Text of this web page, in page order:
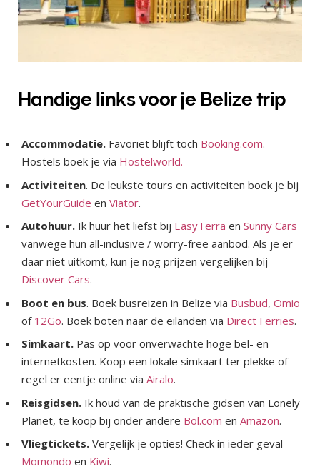
Handige links voor je Belize trip
Accommodatie. Favoriet blijft toch Booking.com.
Hostels boek je via Hostelworld.
Activiteiten. De leukste tours en activiteiten boek je bij
GetYourGuide en Viator.
Autohuur. Ik huur het liefst bij EasyTerra en Sunny Cars
vanwege hun all-inclusive / worry-free aanbod. Als je er
daar niet uitkomt, kun je nog prijzen vergelijken bij
Discover Cars.
Boot en bus. Boek busreizen in Belize via Busbud, Omio
of 12Go. Boek boten naar de eilanden via Direct Ferries.
Simkaart. Pas op voor onverwachte hoge bel- en
internetkosten. Koop een lokale simkaart ter plekke of
regel er eentje online via Airalo.
Reisgidsen. Ik houd van de praktische gidsen van Lonely
Planet, te koop bij onder andere Bol.com en Amazon.
Vliegtickets. Vergelijk je opties! Check in ieder geval
Momondo en Kiwi.